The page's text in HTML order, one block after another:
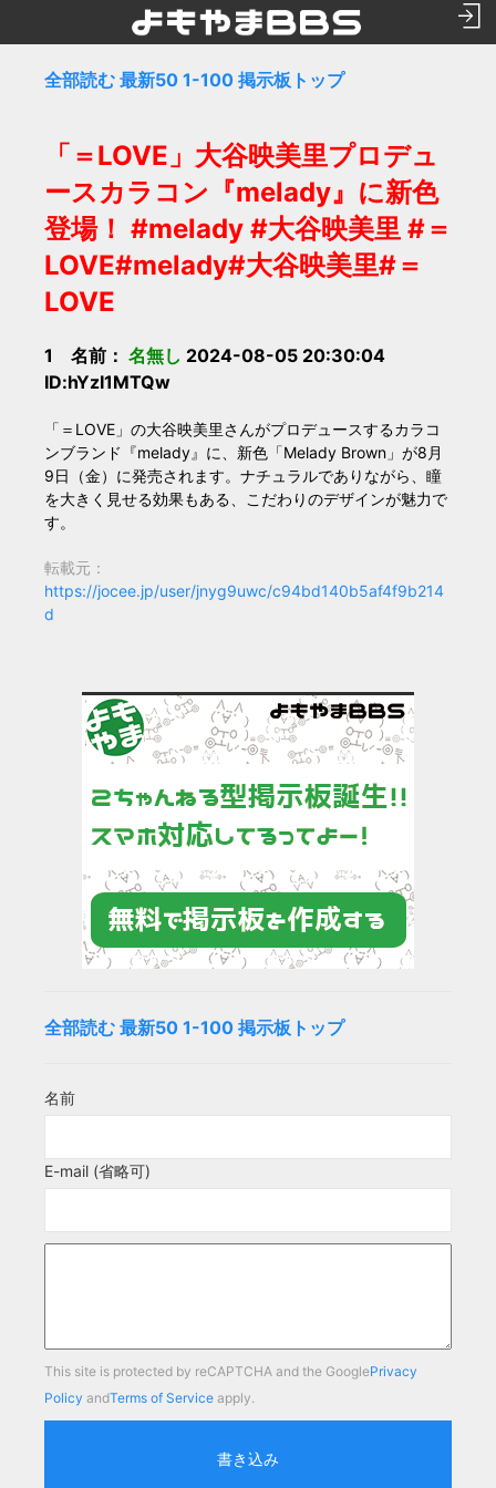
全部読む 最新50 1-100 掲示板トップ
「＝LOVE」大谷映美里プロデュ
ースカラコン『melady』に新色
登場！ #melady #大谷映美里 #＝
LOVE#melady#大谷映美里#＝
LOVE
1 名前： 名無し 2024-08-05 20:30:04
ID:hYzI1MTQw
「＝LOVE」の大谷映美里さんがプロデュースするカラコ
ンブランド『melady』に、新色「Melady Brown」が8月
9日（金）に発売されます。ナチュラルでありながら、瞳
を大きく見せる効果もある、こだわりのデザインが魅力で
す。
転載元：
https://jocee.jp/user/jnyg9uwc/c94bd140b5af4f9b214
d
全部読む 最新50 1-100 掲示板トップ
名前
E-mail (省略可)
This site is protected by reCAPTCHA and the GooglePrivacy
Policy andTerms of Service apply.
書き込み